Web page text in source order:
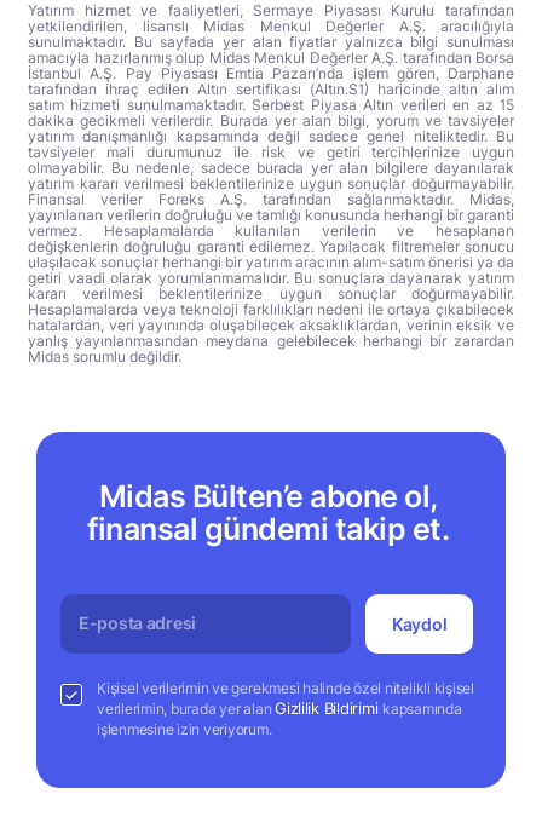
Yatırım hizmet ve faaliyetleri, Sermaye Piyasası Kurulu tarafından
yetkilendirilen, lisanslı Midas Menkul Değerler A.Ş. aracılığıyla
sunulmaktadır. Bu sayfada yer alan fiyatlar yalnızca bilgi sunulması
amacıyla hazırlanmış olup Midas Menkul Değerler A.Ş. tarafından Borsa
İstanbul A.Ş. Pay Piyasası Emtia Pazarı’nda işlem gören, Darphane
tarafından ihraç edilen Altın sertifikası (Altın.S1) haricinde altın alım
satım hizmeti sunulmamaktadır. Serbest Piyasa Altın verileri en az 15
dakika gecikmeli verilerdir. Burada yer alan bilgi, yorum ve tavsiyeler
yatırım danışmanlığı kapsamında değil sadece genel niteliktedir. Bu
tavsiyeler mali durumunuz ile risk ve getiri tercihlerinize uygun
olmayabilir. Bu nedenle, sadece burada yer alan bilgilere dayanılarak
yatırım kararı verilmesi beklentilerinize uygun sonuçlar doğurmayabilir.
Finansal veriler Foreks A.Ş. tarafından sağlanmaktadır. Midas,
yayınlanan verilerin doğruluğu ve tamlığı konusunda herhangi bir garanti
vermez. Hesaplamalarda kullanılan verilerin ve hesaplanan
değişkenlerin doğruluğu garanti edilemez. Yapılacak filtremeler sonucu
ulaşılacak sonuçlar herhangi bir yatırım aracının alım-satım önerisi ya da
getiri vaadi olarak yorumlanmamalıdır. Bu sonuçlara dayanarak yatırım
kararı verilmesi beklentilerinize uygun sonuçlar doğurmayabilir.
Hesaplamalarda veya teknoloji farklılıkları nedeni ile ortaya çıkabilecek
hatalardan, veri yayınında oluşabilecek aksaklıklardan, verinin eksik ve
yanlış yayınlanmasından meydana gelebilecek herhangi bir zarardan
Midas sorumlu değildir.
Midas Bülten’e abone ol,
finansal gündemi takip et.
Kaydol
Kişisel verilerimin ve gerekmesi halinde özel nitelikli kişisel
verilerimin, burada yer alanGizlilik Bildirimi kapsamında
işlenmesine izin veriyorum.